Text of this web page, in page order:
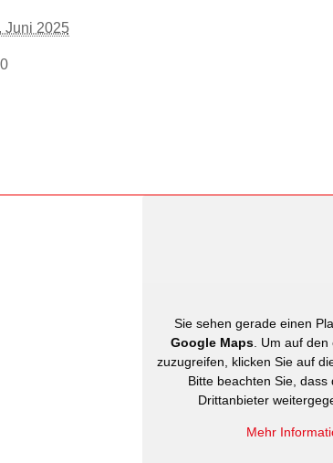
Juni 2025
Sie sehen gerade einen
Google Maps. Um auf den
zuzugreifen, klicken Sie auf
Bitte beachten Sie, dass
Drittanbieter
Mehr